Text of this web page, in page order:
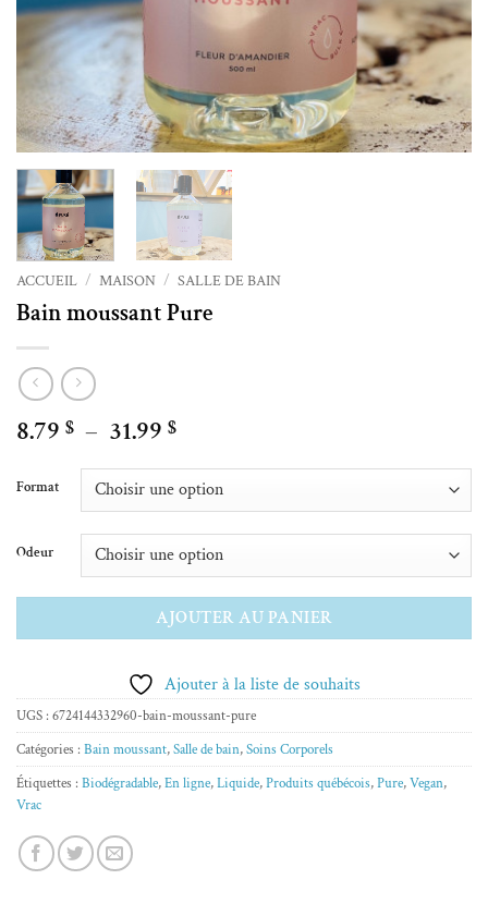
ACCUEIL / MAISON / SALLE DE BAIN
Bain moussant Pure
8.79 $ – 31.99 $Plage
prix :
8.79 $
à
31.99 $
Format
Odeur
AJOUTER AU PANIER
Alternative:
Ajouter à la liste de souhaits
UGS : 6724144332960-bain-moussant-pure
Catégories : Bain moussant,Salle de bain,Soins Corporels
Étiquettes : Biodégradable,En ligne,Liquide,Produits québécois,Pure,Vegan,
Vrac